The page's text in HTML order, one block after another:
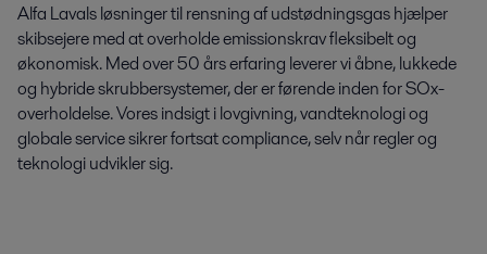
Alfa Lavals løsninger til rensning af udstødningsgas hjælper
skibsejere med at overholde emissionskrav fleksibelt og
økonomisk. Med over 50 års erfaring leverer vi åbne, lukkede
og hybride skrubbersystemer, der er førende inden for SOx-
overholdelse. Vores indsigt i lovgivning, vandteknologi og
globale service sikrer fortsat compliance, selv når regler og
teknologi udvikler sig.